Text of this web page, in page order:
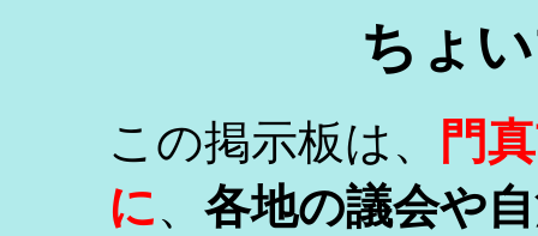
ちょ
この掲示板は、
門
に、 各地の議会や